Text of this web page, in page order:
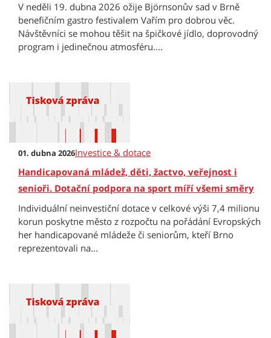
V neděli 19. dubna 2026 ožije Björnsonův sad v Brně
benefičním gastro festivalem Vařím pro dobrou věc.
Návštěvníci se mohou těšit na špičkové jídlo, doprovodný
program i jedinečnou atmosféru....
01. dubna 2026Investice & dotace
Handicapovaná mládež, děti, žactvo, veřejnost i
senioři. Dotační podpora na sport míří všemi směry
Individuální neinvestiční dotace v celkové výši 7,4 milionu
korun poskytne město z rozpočtu na pořádání Evropských
her handicapované mládeže či seniorům, kteří Brno
reprezentovali na...